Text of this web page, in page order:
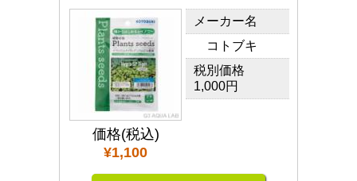
価格(税込)
¥1,100
メーカー名
コトブキ
税別価格
1,000円